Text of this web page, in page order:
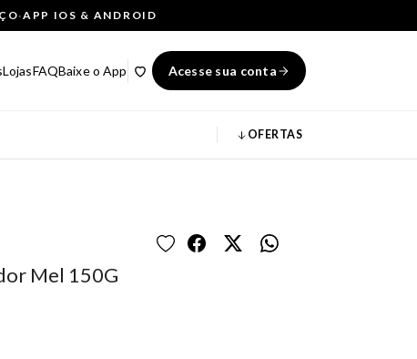
·APP IOS & ANDROID
LojasFAQBaixe o App Acesse sua conta
OFERTAS
Mel 150G